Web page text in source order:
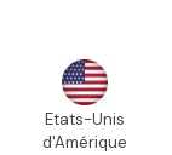
Etats-Unis
d'Amérique